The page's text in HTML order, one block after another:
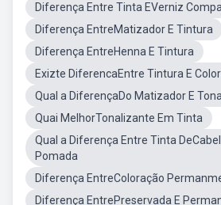
Diferença Entre Tinta EVerniz
Diferença EntreMatizador E Tintura
Diferença EntreHenna E Tintura
Exizte DiferencaEntre Tintura E
Qual a DiferençaDo Matizador E
Quai MelhorTonalizante Em Tinta
Qual a Diferença Entre Tinta
Pomada
Diferença EntreColoração
Diferença EntrePreservada E